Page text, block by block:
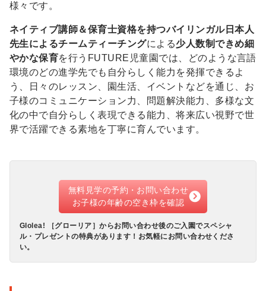
様々です。
ネイティブ講師＆保育士資格を持つバイリンガル日本人
先生によるチームティーチングによる少人数制できめ細
やかな保育を行うFUTURE児童園では、どのような言語
環境のどの進学先でも自分らしく能力を発揮できるよ
う、日々のレッスン、園生活、イベントなどを通じ、お
子様のコミュニケーション力、問題解決能力、多様な文
化の中で自分らしく表現できる能力、将来広い視野で世
界で活躍できる素地を丁寧に育んでいます。
無料見学の予約・お問い合わせ
お子様の年齢の空き枠を確認
Glolea! ［グローリア］からお問い合わせ後のご入園でスペシャ
ル・プレゼントの特典があります！お気軽にお問い合わせくださ
い。